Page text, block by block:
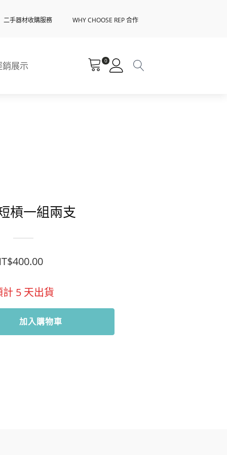
二手器材收購服務 WHY CHOOSE REP 合作
銷展示 0
槓一組兩支
400.00
計 5天出貨
加入購物車